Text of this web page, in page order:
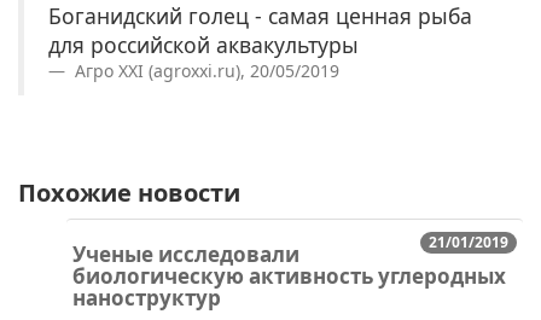
Боганидский голец - самая ценная рыба
для российской аквакультуры
Агро XXI (agroxxi.ru), 20/05/2019
Похожие новости
21/01/2019
Ученые исследовали
биологическую активность углеродных
наноструктур